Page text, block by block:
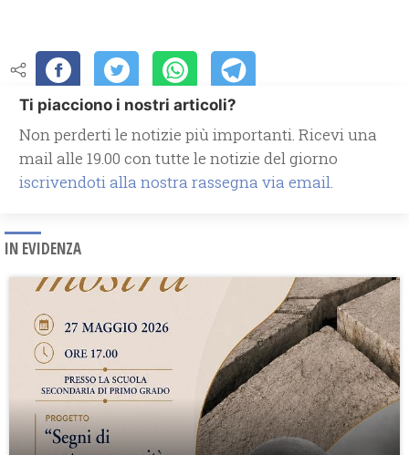
Ti piacciono i nostri articoli?
Non perderti le notizie più importanti. Ricevi una
mail alle 19.00 con tutte le notizie del giorno
iscrivendoti alla nostra rassegna via email.
IN EVIDENZA